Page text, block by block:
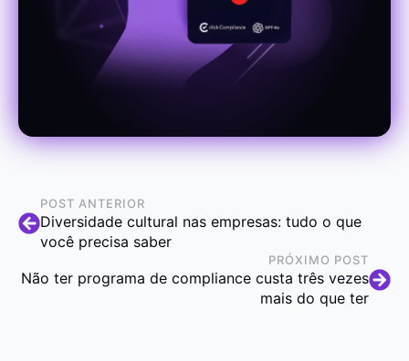
POST ANTERIOR
Diversidade cultural nas empresas: tudo o que
você precisa saber
PRÓXIMO POST
Não ter programa de compliance custa três vezes
mais do que ter